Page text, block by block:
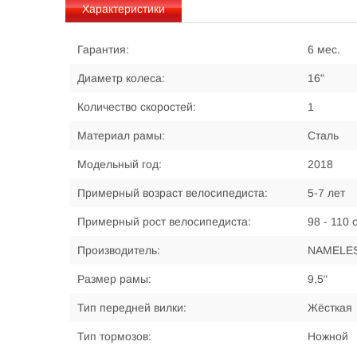
Характеристики
Гарантия: 6 мес.
Диаметр колеса: 16"
Количество скоростей: 1
Материал рамы: Сталь
Модельный год: 2018
Примерный возраст велосипедиста: 5-7 лет
Примерный рост велосипедиста: 98 - 110
Производитель:
Размер рамы: 9,5"
Тип передней вилки: Жёсткая
Тип тормозов: Ножной